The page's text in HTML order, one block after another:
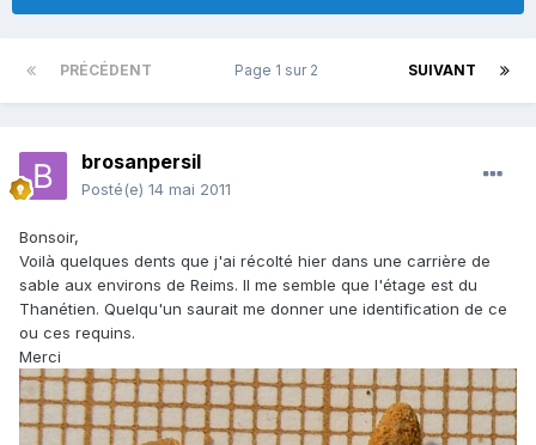
PRÉCÉDENT SUIVANT
Page 1 sur 2
brosanpersil
Posté(e) 14 mai 2011
Bonsoir,
Voilà quelques dents que j'ai récolté hier dans une carrière de
sable aux environs de Reims. Il me semble que l'étage est du
Thanétien. Quelqu'un saurait me donner une identification de ce
ou ces requins.
Merci